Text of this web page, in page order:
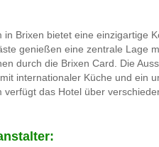
Brixen bietet eine einzigartige
genießen eine zentrale Lage
durch die Brixen Card. Die
internationaler Küche und ein
das Hotel über